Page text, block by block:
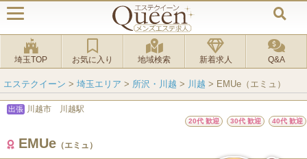
埼玉TOP お気に入り 地域検索 新着求人 Q&A
エステクイーン > 埼玉エリア > 所沢・川越 > 川越 > EMUe（エミュ）
出張 川越市 川越駅
20代 歓迎 30代 歓迎 40代 歓迎
EMUe （エミュ）